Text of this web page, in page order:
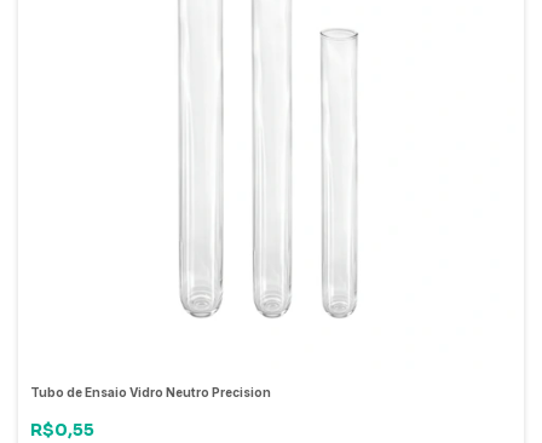
Tubo de Ensaio Vidro Neutro Precision
R$0,55